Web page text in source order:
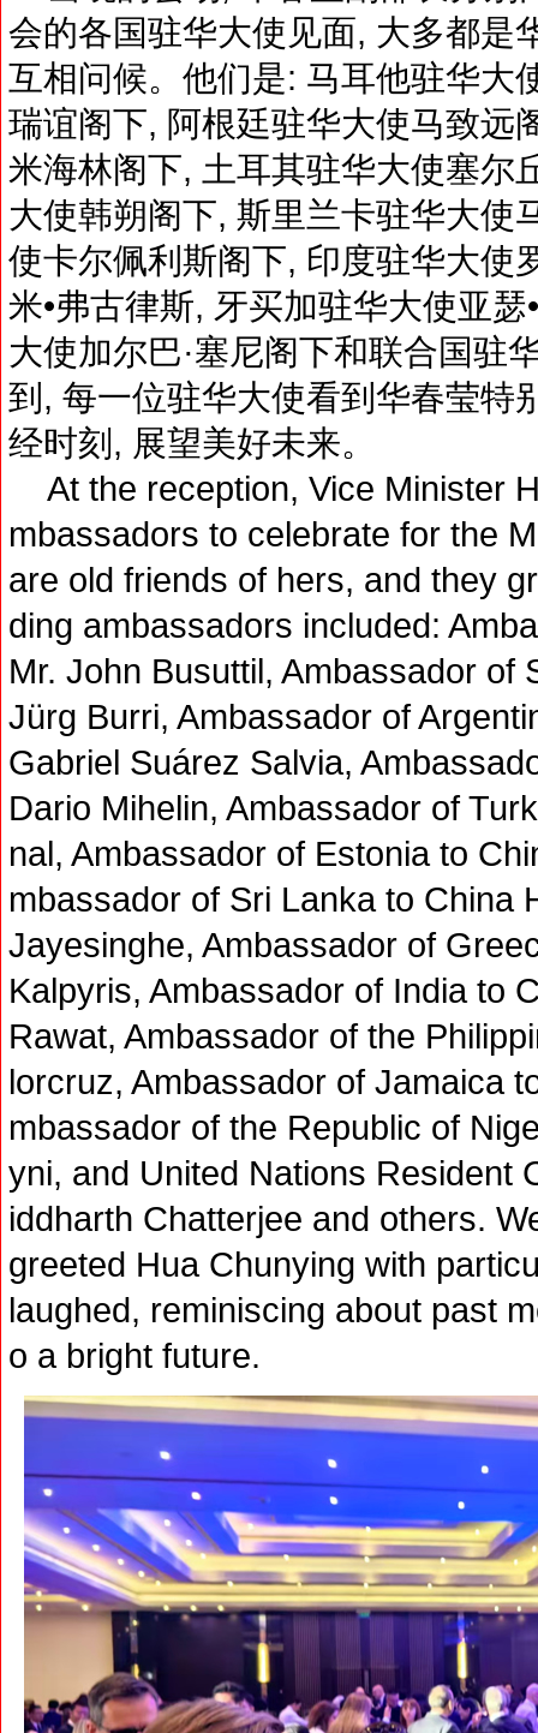
会的各国驻华大使见面, 大多都是
互相问候。他们是: 马耳他驻华大
瑞谊阁下, 阿根廷驻华大使马致远
米海林阁下, 土耳其驻华大使塞尔
大使韩朔阁下, 斯里兰卡驻华大使
使卡尔佩利斯阁下, 印度驻华大使
米•弗古律斯, 牙买加驻华大使亚
大使加尔巴·塞尼阁下和联合国驻
到, 每一位驻华大使看到华春莹特
经时刻, 展望美好未来。
At the reception, Vice Minister
mbassadors to celebrate for the
are old friends of hers, and they
ding ambassadors included:
Mr. John Busuttil, Ambassador of
Jürg Burri, Ambassador of
Gabriel Suárez Salvia,
Dario Mihelin, Ambassador of
nal, Ambassador of Estonia to
mbassador of Sri Lanka to China
Jayesinghe, Ambassador of
Kalpyris, Ambassador of India to
Rawat, Ambassador of the
lorcruz, Ambassador of Jamaica
mbassador of the Republic of
yni, and United Nations Resident
iddharth Chatterjee and others.
greeted Hua Chunying with
laughed, reminiscing about past
o a bright future.